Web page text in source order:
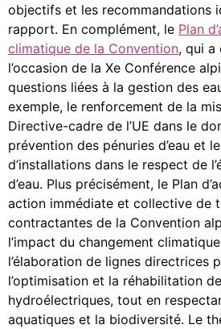
objectifs et les recommandations
rapport. En complément, le Plan
climatique de la Convention, qui a
l’occasion de la Xe Conférence
questions liées à la gestion des
exemple, le renforcement de la
Directive-cadre de l’UE dans le
prévention des pénuries d’eau et
d’installations dans le respect de
d’eau. Plus précisément, le Plan
action immédiate et collective de
contractantes de la Convention
l’impact du changement
l’élaboration de lignes directrices
l’optimisation et la réhabilitation
hydroélectriques, tout en
aquatiques et la biodiversité. Le